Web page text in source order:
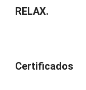
RELAX.
Certificados